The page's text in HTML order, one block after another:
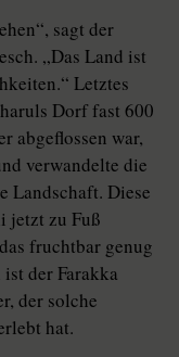
sagt der
„Das Land ist
Letztes
Dorf fast 600
abgeflossen war,
verwandelte die
Landschaft. Diese
jetzt zu Fuß
fruchtbar genug
der Farakka
der solche
hat.